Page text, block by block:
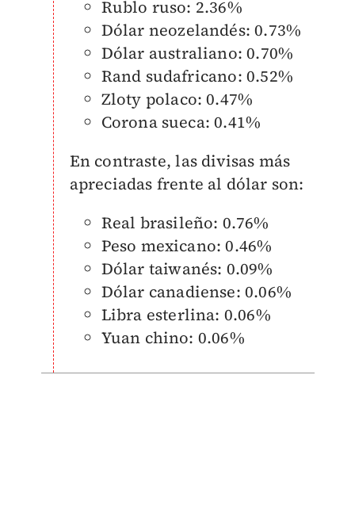
Rublo ruso: 2.36%
Dólar neozelandés: 0.73%
Dólar australiano: 0.70%
Rand sudafricano: 0.52%
Zloty polaco: 0.47%
Corona sueca: 0.41%
En contraste, las divisas más
apreciadas frente al dólar son:
Real brasileño: 0.76%
Peso mexicano: 0.46%
Dólar taiwanés: 0.09%
Dólar canadiense: 0.06%
Libra esterlina: 0.06%
Yuan chino: 0.06%